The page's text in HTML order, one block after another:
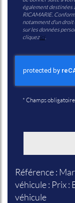
également destinées
RICAMARIE.
notamment d'un
sur les données
cliquezici.
* Champs
Référence :
véhicule : Prix :
véhicule